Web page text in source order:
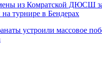
из Комратской ДЮСШ
турнире в Бендерах
устроили массовое